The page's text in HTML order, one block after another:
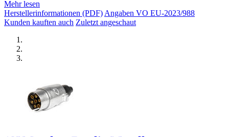
Mehr lesen
Herstellerinformationen (PDF)Angaben VO EU-2023/988
Kunden kauften auch Zuletzt angeschaut